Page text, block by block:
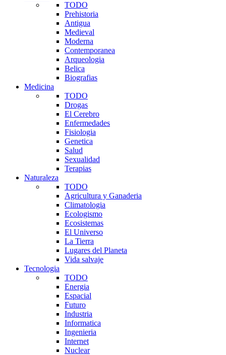
TODO
Prehistoria
Antigua
Medieval
Moderna
Contemporanea
Arqueologia
Belica
Biografias
Medicina
TODO
Drogas
El Cerebro
Enfermedades
Fisiologia
Genetica
Salud
Sexualidad
Terapias
Naturaleza
TODO
Agricultura y Ganaderia
Climatologia
Ecologismo
Ecosistemas
El Universo
La Tierra
Lugares del Planeta
Vida salvaje
Tecnologia
TODO
Energia
Espacial
Futuro
Industria
Informatica
Ingenieria
Internet
Nuclear